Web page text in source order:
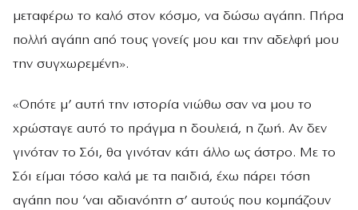
μεταφέρω το καλό στον κόσμο, να δώσω αγάπη. Πήρα
πολλή αγάπη από τους γονείς μου και την αδελφή μου
την συγχωρεμένη».
«Οπότε μ’ αυτή την ιστορία νιώθω σαν να μου το
χρώσταγε αυτό το πράγμα η δουλειά, η ζωή. Αν δεν
γινόταν το Σόι, θα γινόταν κάτι άλλο ως άστρο. Με το
Σόι είμαι τόσο καλά με τα παιδιά, έχω πάρει τόση
αγάπη που ‘ναι αδιανόητη σ’ αυτούς που κομπάζουν